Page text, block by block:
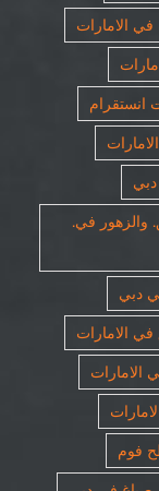
في الامارات
انستقرام
والزهور في.
دبي
الامارات
فوم